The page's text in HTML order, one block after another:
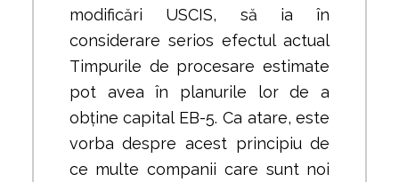
modificări USCIS, să ia în
considerare serios efectul actual
Timpurile de procesare estimate
pot avea în planurile lor de a
obține capital EB-5. Ca atare, este
vorba despre acest principiu de
ce multe companii care sunt noi